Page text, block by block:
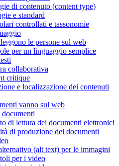
di contenuto (content type)
e standard
controllati e tassonomie
le persone sul web
per un linguaggio semplice
collaborativa
critique
e localizzazione dei contenuti
vanno sul web
di lettura dei documenti elettronici
di produzione dei documenti
(alt text) per le immagini
per i video